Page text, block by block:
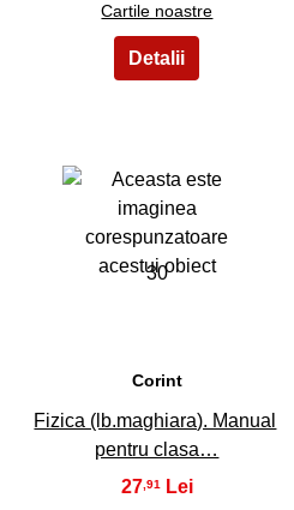
Cartile noastre
30
Corint
Fizica (lb.maghiara). Manual
pentru clasa…
27,91